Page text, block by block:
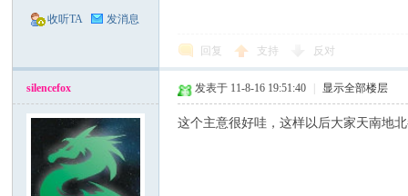
收听TA 发消息
回复 支持 反对
silencefox 发表于 11-8-16 19:51:40 显示全部楼层
这个主意很好哇，这样以后大家天南地